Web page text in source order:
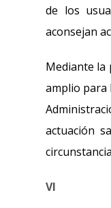
de los
aconsejan
Mediante la
amplio para
actuación
VI